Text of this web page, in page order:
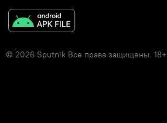
© 2026 Sputnik Все права защищены. 18+